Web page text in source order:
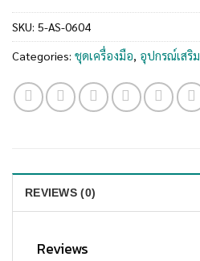
SKU: 5-AS-0604
Categories: ชุดเครื่องมือ, อุปกรณ์เสริม
REVIEWS (0)
Reviews